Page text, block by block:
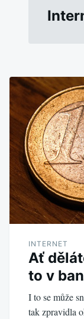
INTERNET
Ať
to v
I to se může
tak zpravidla